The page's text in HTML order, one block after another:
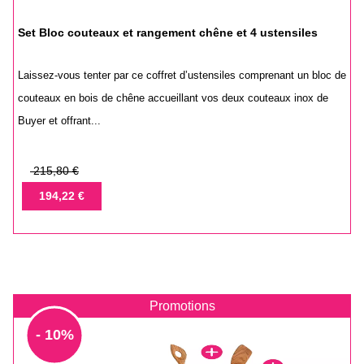
Set Bloc couteaux et rangement chêne et 4 ustensiles
Laissez-vous tenter par ce coffret d’ustensiles comprenant un bloc de
couteaux en bois de chêne accueillant vos deux couteaux inox de
Buyer et offrant...
Prix
base
215,80 €
Prix194,22 €
Promotions
- 10%